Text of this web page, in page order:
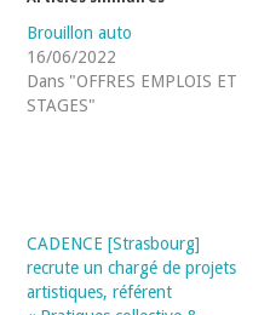
Brouillon auto
16/06/2022
Dans "OFFRES EMPLOIS ET
STAGES"
CADENCE [Strasbourg]
recrute un chargé de projets
artistiques, référent